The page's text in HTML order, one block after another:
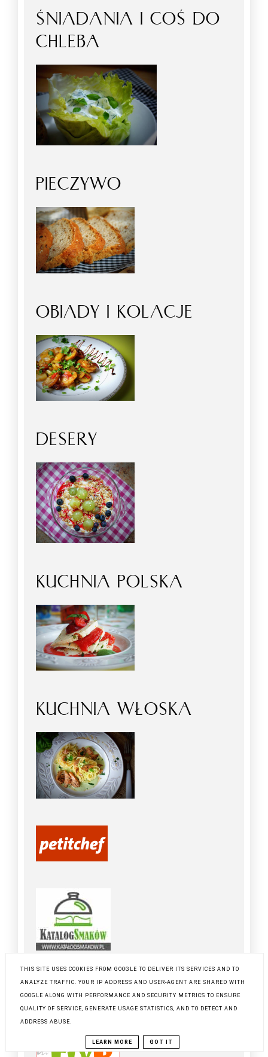
ŚNIADANIA I COŚ DO
CHLEBA
PIECZYWO
OBIADY I KOLACJE
DESERY
KUCHNIA POLSKA
KUCHNIA WŁOSKA
THIS SITE USES COOKIES FROM GOOGLE TO DELIVER ITS SERVICES AND TO
ANALYZE TRAFFIC. YOUR IP ADDRESS AND USER-AGENT ARE SHARED WITH
GOOGLE ALONG WITH PERFORMANCE AND SECURITY METRICS TO ENSURE
QUALITY OF SERVICE, GENERATE USAGE STATISTICS, AND TO DETECT AND
ADDRESS ABUSE.
LEARN MORE GOT IT